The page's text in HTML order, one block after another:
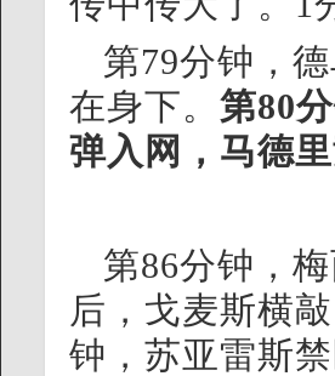
第79分钟，
在身下。 第80
弹入网，马德
第86分钟，
后，戈麦斯横
钟，苏亚雷斯